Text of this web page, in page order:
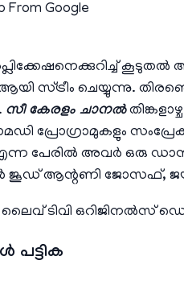
From Google
കൂടുതൽ
സ്ട്രീം ചെയ്യുന്നു.
സീ കേരളം ചാനൽ
പ്രോഗ്രാമുകളും
അവർ ഒരു ഡാൻസ്
ജൂഡ് ആന്റണി ജോസഫ്,
ടിവി ഒറിജിനൽസ്
പട്ടിക